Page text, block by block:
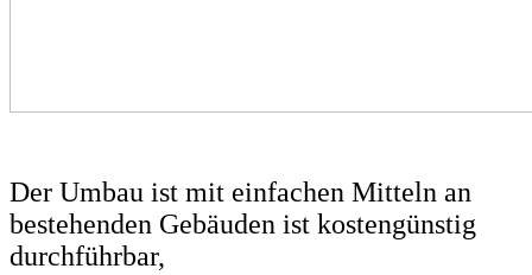
Der Umbau ist mit einfachen Mitteln an
bestehenden Gebäuden ist kostengünstig
durchführbar,